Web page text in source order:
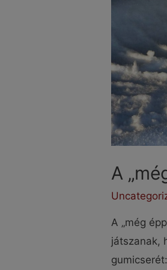
A
A „még
játszanak,